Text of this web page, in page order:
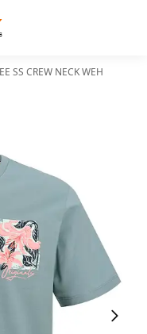
SS CREW NECK WEH